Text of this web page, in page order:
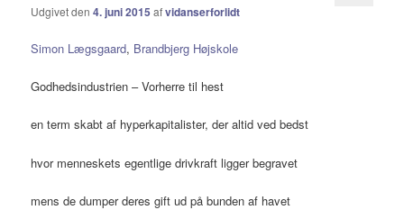
Udgivet den4. juni 2015 afvidanserforlidt
Simon Lægsgaard, Brandbjerg Højskole
Godhedsindustrien – Vorherre til hest
en term skabt af hyperkapitalister, der altid ved bedst
hvor menneskets egentlige drivkraft ligger begravet
mens de dumper deres gift ud på bunden af havet